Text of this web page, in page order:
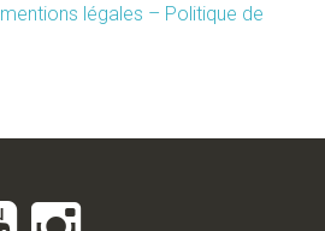
mentions légales – Politique de